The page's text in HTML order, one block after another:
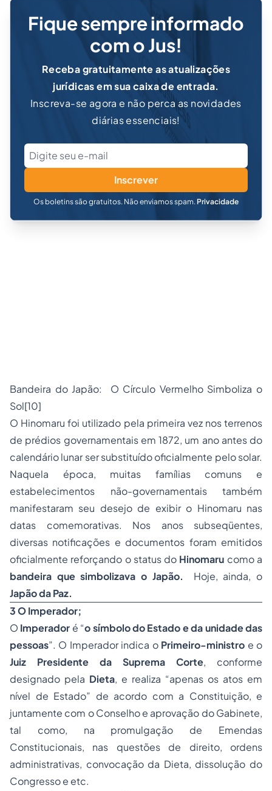
Fique sempre informado
com o Jus!
Receba gratuitamente as atualizações
jurídicas em sua caixa de entrada.
Inscreva-se agora e não perca as novidades
diárias essenciais!
Inscrever
Os boletins são gratuitos. Não enviamos spam. Privacidade
Bandeira do Japão: O Círculo Vermelho Simboliza o
Sol[10]
O Hinomaru foi utilizado pela primeira vez nos terrenos
de prédios governamentais em 1872, um ano antes do
calendário lunar ser substituído oficialmente pelo solar.
Naquela época, muitas famílias comuns e
estabelecimentos não-governamentais também
manifestaram seu desejo de exibir o Hinomaru nas
datas comemorativas. Nos anos subseqüentes,
diversas notificações e documentos foram emitidos
oficialmente reforçando o status do Hinomaru como a
bandeira que simbolizava o Japão. Hoje, ainda, o
Japão da Paz.
3 O Imperador;
O Imperador é “o símbolo do Estado e da unidade das
pessoas”. O Imperador indica o Primeiro-ministro e o
Juiz Presidente da Suprema Corte, conforme
designado pela Dieta, e realiza “apenas os atos em
nível de Estado” de acordo com a Constituição, e
juntamente com o Conselho e aprovação do Gabinete,
tal como, na promulgação de Emendas
Constitucionais, nas questões de direito, ordens
administrativas, convocação da Dieta, dissolução do
Congresso e etc.